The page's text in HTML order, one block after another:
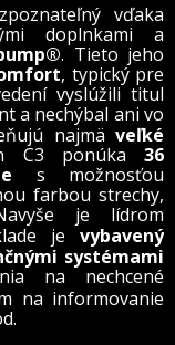
vďaka
doplnkami a
. Tieto jeho
, typický pre
vyslúžili titul
a nechýbal ani vo
najmä veľké
C3 ponúka36
s možnosťou
farbou strechy,
je lídrom
je vybavený
systémami
na nechcené
na informovanie